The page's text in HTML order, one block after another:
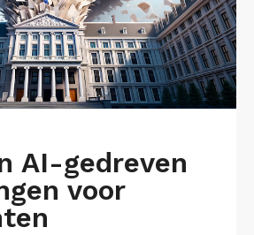
AI-gedreven
voor